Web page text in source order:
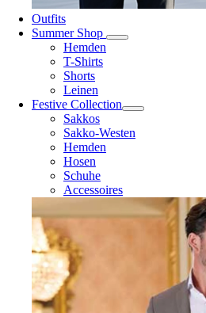
Outfits
Summer Shop
Hemden
T-Shirts
Shorts
Leinen
Festive Collection
Sakkos
Sakko-Westen
Hemden
Hosen
Schuhe
Accessoires